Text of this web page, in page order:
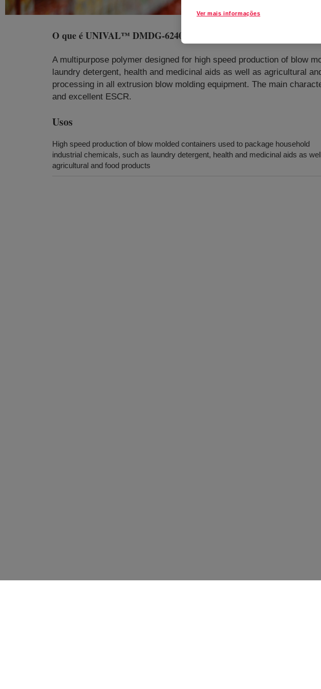
O que éUNIVAL™ DMDG-6240 NT 7 High Density Polyethylene
A multipurpose polymer designed for high speed production of blow
laundry detergent, health and medicinal aids as well as agricultural
processing in all extrusion blow molding equipment. The main
and excellent ESCR.
Usos
High speed production of blow molded containers used to package household
industrial chemicals, such as laundry detergent, health and medicinal aids as
agricultural and food products
Ver mais informações